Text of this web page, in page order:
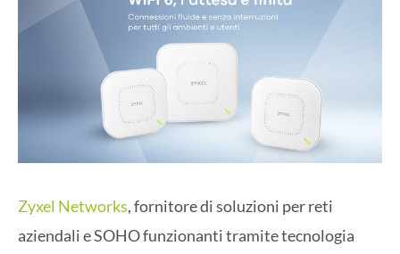
Zyxel Networks, fornitore di soluzioni per reti
aziendali e SOHO funzionanti tramite tecnologia